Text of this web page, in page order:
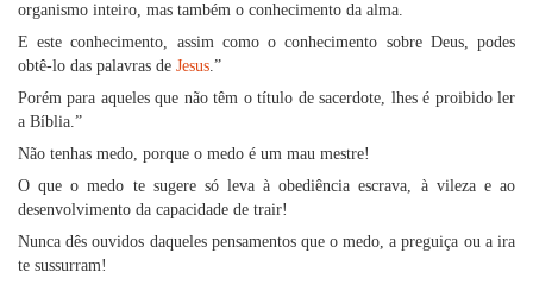
organismo inteiro, mas também o conhecimento da alma.
E este conhecimento, assim como o conhecimento sobre Deus, podes
obtê-lo das palavras de Jesus.”
Porém para aqueles que não têm o título de sacerdote, lhes é proibido ler
a Bíblia.”
Não tenhas medo, porque o medo é um mau mestre!
O que o medo te sugere só leva à obediência escrava, à vileza e ao
desenvolvimento da capacidade de trair!
Nunca dês ouvidos daqueles pensamentos que o medo, a preguiça ou a ira
te sussurram!